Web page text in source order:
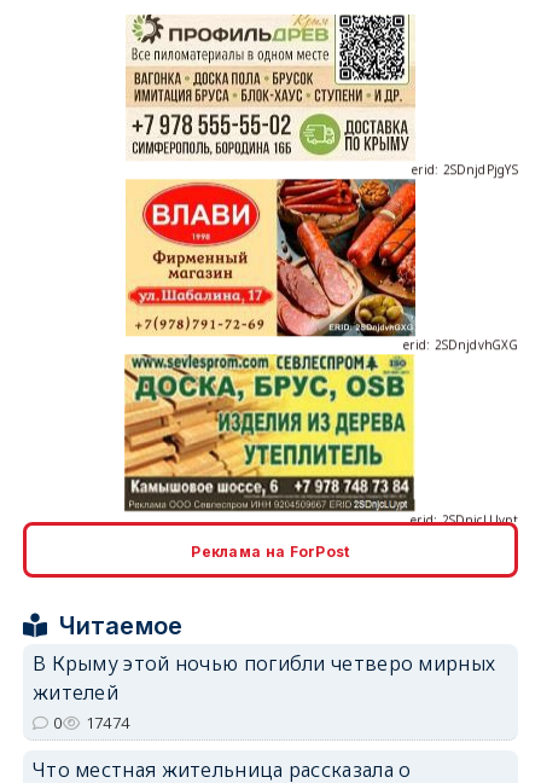
erid: 2SDnjdPjgYS
erid: 2SDnjdvhGXG
Реклама на ForPost
Читаемое
В Крыму этой ночью погибли четверо мирных
жителей
0 17474
Что местная жительница рассказала о